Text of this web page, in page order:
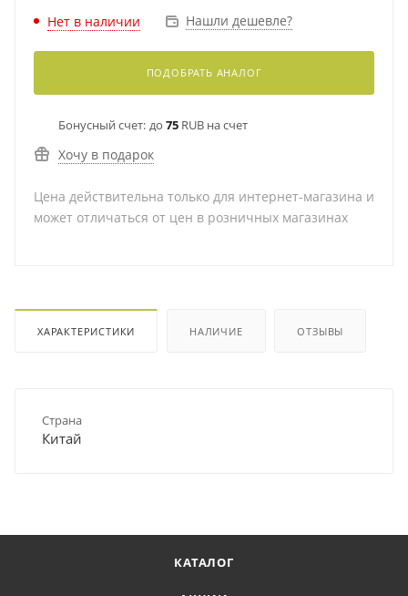
Нет в наличии Нашли дешевле?
ПОДОБРАТЬ АНАЛОГ
Бонусный счет: до 75 RUB на счет
Хочу в подарок
Цена действительна только для интернет-магазина и
может отличаться от цен в розничных магазинах
ХАРАКТЕРИСТИКИ НАЛИЧИЕ ОТЗЫВЫ
Страна
Китай
КАТАЛОГ